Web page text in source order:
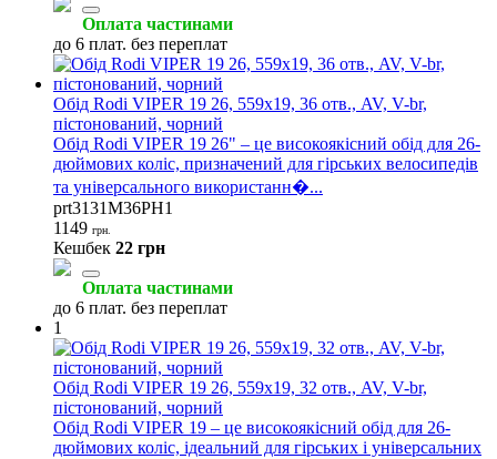
Оплата частинами
до 6 плат. без переплат
Обід Rodi VIPER 19 26, 559x19, 36 отв., AV, V-br,
пістонований, чорний
Обід Rodi VIPER 19 26" – це високоякісний обід для 26-
дюймових коліс, призначений для гірських велосипедів
та універсального використанн�...
prt3131M36PH1
1149 грн.
Кешбек 22 грн
Оплата частинами
до 6 плат. без переплат
1
Обід Rodi VIPER 19 26, 559x19, 32 отв., AV, V-br,
пістонований, чорний
Обід Rodi VIPER 19 – це високоякісний обід для 26-
дюймових коліс, ідеальний для гірських і універсальних